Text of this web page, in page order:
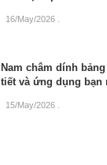
16/May/2026
Nam châm dính
tiết và ứng dụng bạn
15/May/2026